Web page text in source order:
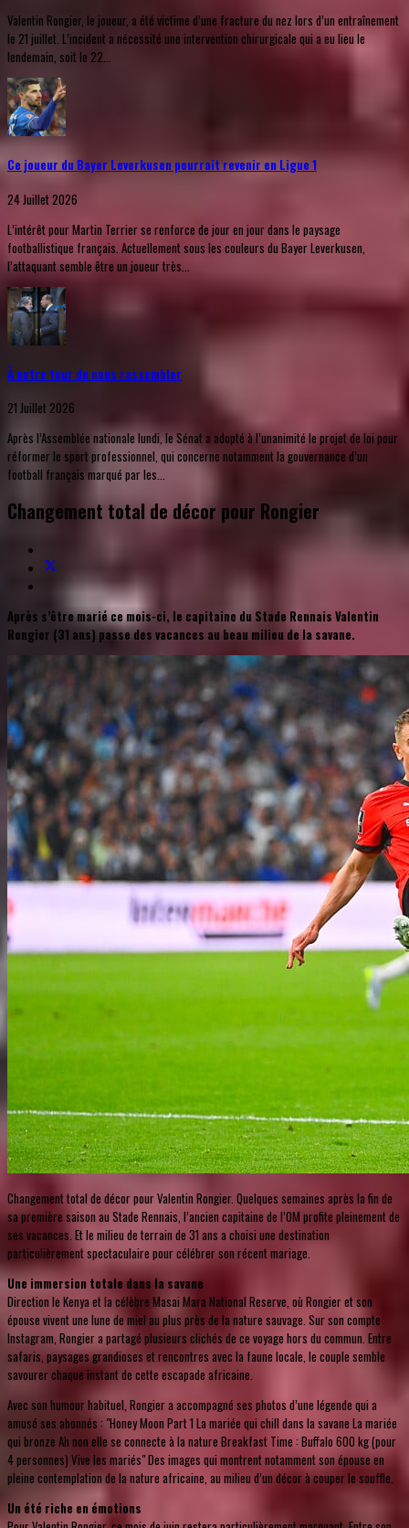
Valentin Rongier, le joueur, a été victime d’une fracture du nez lors d’un entraînement
le 21 juillet. L’incident a nécessité une intervention chirurgicale qui a eu lieu le
lendemain, soit le 22...
Ce joueur du Bayer Leverkusen pourrait revenir en Ligue 1
24 Juillet 2026
L’intérêt pour Martin Terrier se renforce de jour en jour dans le paysage
footballistique français. Actuellement sous les couleurs du Bayer Leverkusen,
l’attaquant semble être un joueur très...
À notre tour de nous rassembler
21 Juillet 2026
Après l’Assemblée nationale lundi, le Sénat a adopté à l’unanimité le projet de loi pour
réformer le sport professionnel, qui concerne notamment la gouvernance d’un
football français marqué par les...
Changement total de décor pour Rongier
Après s’être marié ce mois-ci, le capitaine du Stade Rennais Valentin
Rongier (31 ans) passe des vacances au beau milieu de la savane.
Changement total de décor pour Valentin Rongier. Quelques semaines après la fin de
sa première saison au Stade Rennais, l’ancien capitaine de l’OM profite pleinement de
ses vacances. Et le milieu de terrain de 31 ans a choisi une destination
particulièrement spectaculaire pour célébrer son récent mariage.
Une immersion totale dans la savane
Direction le Kenya et la célèbre Masai Mara National Reserve, où Rongier et son
épouse vivent une lune de miel au plus près de la nature sauvage. Sur son compte
Instagram, Rongier a partagé plusieurs clichés de ce voyage hors du commun. Entre
safaris, paysages grandioses et rencontres avec la faune locale, le couple semble
savourer chaque instant de cette escapade africaine.
Avec son humour habituel, Rongier a accompagné ses photos d’une légende qui a
amusé ses abonnés : "Honey Moon Part 1 La mariée qui chill dans la savane La mariée
qui bronze Ah non elle se connecte à la nature Breakfast Time : Buffalo 600 kg (pour
4 personnes) Vive les mariés" Des images qui montrent notamment son épouse en
pleine contemplation de la nature africaine, au milieu d’un décor à couper le souffle.
Un été riche en émotions